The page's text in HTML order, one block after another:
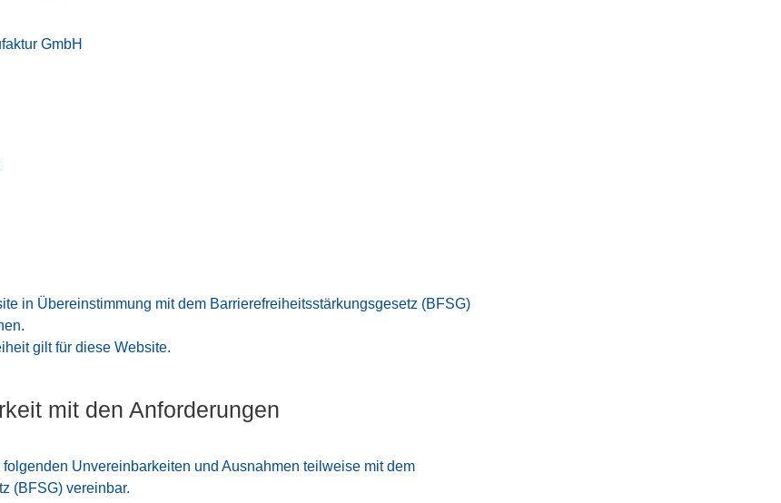
GmbH
in Übereinstimmung mit dem Barrierefreiheitsstärkungsgesetz (BFSG)
gilt für diese Website.
mit den Anforderungen
Unvereinbarkeiten und Ausnahmen teilweise mit dem
(BFSG) vereinbar.